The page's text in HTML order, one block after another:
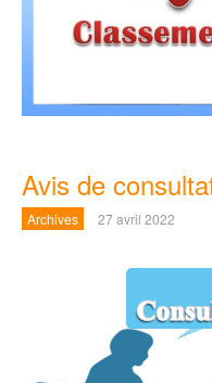
Avis de
Archives 27 avril 2022